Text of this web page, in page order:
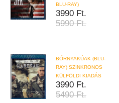
BLU-RAY)
3990 Ft.
5990 Ft.
BŐRNYAKÚAK (BLU-
RAY) SZINKRONOS
KÜLFÖLDI KIADÁS
3990 Ft.
5490 Ft.